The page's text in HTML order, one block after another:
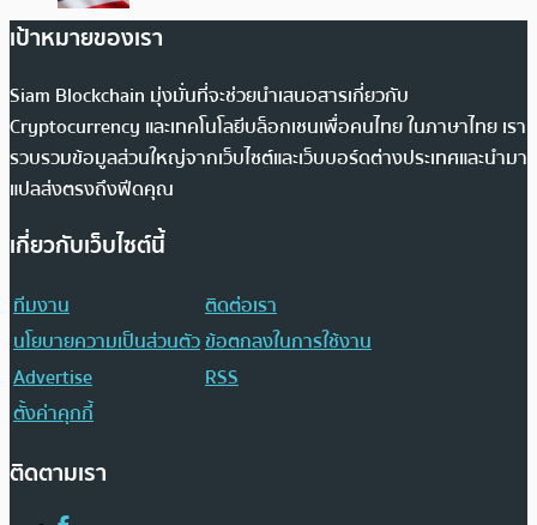
เป้าหมายของเรา
Siam Blockchain มุ่งมั่นที่จะช่วยนำเสนอสารเกี่ยวกับ
Cryptocurrency และเทคโนโลยีบล็อกเชนเพื่อคนไทย ในภาษาไทย เรา
รวบรวมข้อมูลส่วนใหญ่จากเว็บไซต์และเว็บบอร์ดต่างประเทศและนำมา
แปลส่งตรงถึงฟีดคุณ
เกี่ยวกับเว็บไซต์นี้
ทีมงาน
ติดต่อเรา
นโยบายความเป็นส่วนตัวข้อตกลงในการใช้งาน
Advertise
RSS
ตั้งค่าคุกกี้
ติดตามเรา